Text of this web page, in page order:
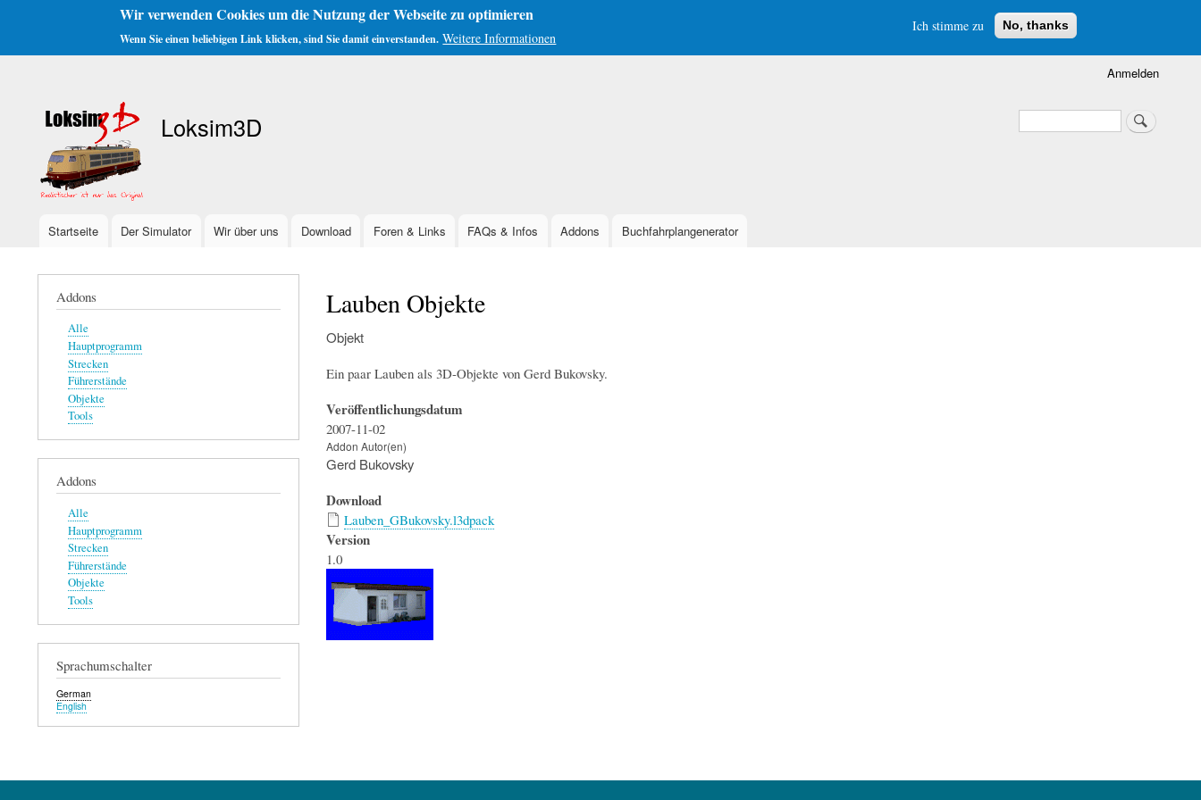
Wir verwenden Cookies um die Nutzung der Webseite zu optimieren
Wenn Sie einen beliebigen Link klicken, sind Sie damit einverstanden. Weitere Informationen
Ich stimme zu No, thanks
Anmelden
Loksim3D Suche
Suche
Hauptnavigation
Startseite Der Simulator Wir über uns Download Foren & Links FAQs & Infos Addons Buchfahrplangenerator
Lauben Objekte
Objekt
Ein paar Lauben als 3D-Objekte von Gerd Bukovsky.
Veröffentlichungsdatum
2007-11-02
Addon Autor(en)
Gerd Bukovsky
Download
Lauben_GBukovsky.l3dpack
Version
1.0
Addons
Alle
Hauptprogramm
Strecken
Führerstände
Objekte
Tools
Addons
Alle
Hauptprogramm
Strecken
Führerstände
Objekte
Tools
Sprachumschalter
German
English